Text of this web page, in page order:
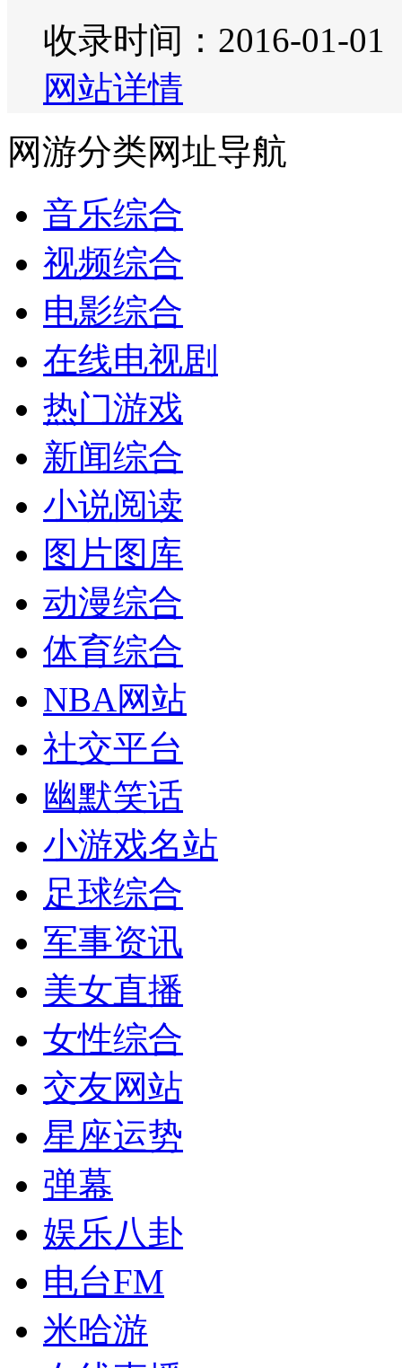
收录时间：2016-01-01
网站详情
网游分类网址导航
音乐综合
视频综合
电影综合
在线电视剧
热门游戏
新闻综合
小说阅读
图片图库
动漫综合
体育综合
NBA网站
社交平台
幽默笑话
小游戏名站
足球综合
军事资讯
美女直播
女性综合
交友网站
星座运势
弹幕
娱乐八卦
电台FM
米哈游